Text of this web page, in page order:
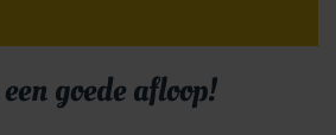
goede afloop!